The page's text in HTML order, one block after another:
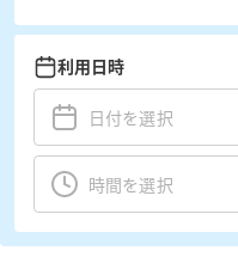
利用日時